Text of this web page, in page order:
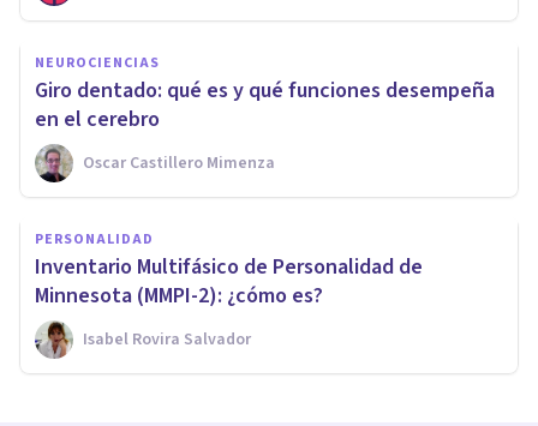
NEUROCIENCIAS
Giro dentado: qué es y qué funciones desempeña
en el cerebro
Oscar Castillero Mimenza
PERSONALIDAD
Inventario Multifásico de Personalidad de
Minnesota (MMPI-2): ¿cómo es?
Isabel Rovira Salvador